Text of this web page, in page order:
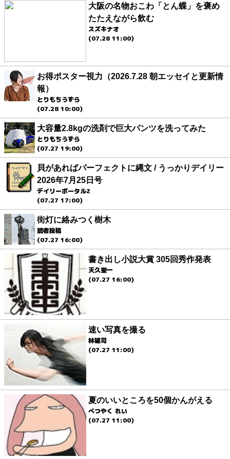
大阪の名物おこわ「とん蝶」を褒め
たたえながら飲む
スズキナオ
(07.28 11:00)
お得ポスター視力（2026.7.28 朝エッセイと更新情
報）
とりもちうずら
(07.28 10:00)
大容量2.8kgの洗剤で巨大パンツを洗ってみた
とりもちうずら
(07.27 19:00)
貝があればパーフェクトに縄文 / うっかりデイリー
2026年7月25日号
デイリーポータルZ
(07.27 17:00)
街灯に絡みつく樹木
読者投稿
(07.27 16:00)
書き出し小説大賞 305回秀作発表
天久聖一
(07.27 16:00)
速い写真を撮る
林雄司
(07.27 11:00)
夏のいいところを50個かんがえる
べつやく れい
(07.27 11:00)